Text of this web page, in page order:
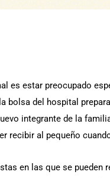
es estar preocupado
bolsa del hospital
integrante de la
recibir al pequeño
en las que se pueden